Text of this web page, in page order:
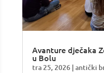
Avanture dječaka
u Bolu
tra 25, 2026| antički